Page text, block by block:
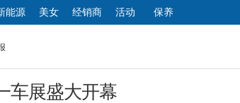
能源 美女 经销商 活动 保养
车展盛大开幕